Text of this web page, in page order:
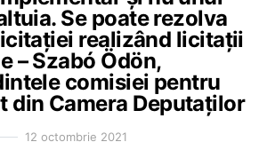
Se poate rezolva
realizând licitații
– Szabó Ödön,
comisiei pentru
din Camera Deputaților
12 octombrie 2021